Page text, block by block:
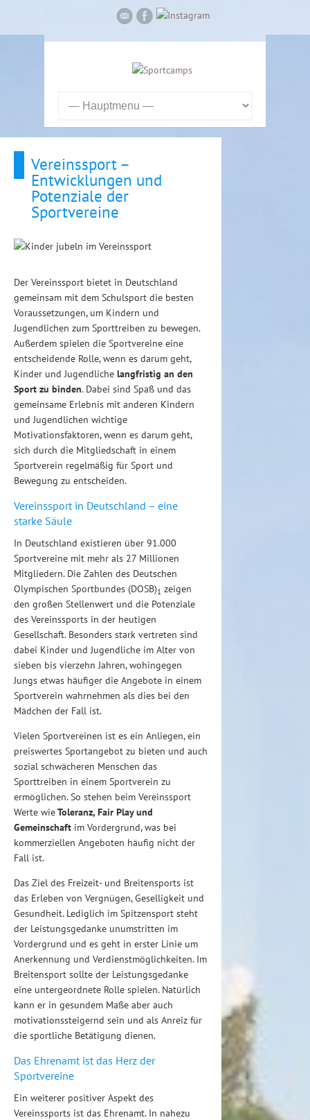
Vereinssport –
Entwicklungen und
Potenziale der
Sportvereine
Der Vereinssport bietet in Deutschland
gemeinsam mit dem Schulsport die besten
Voraussetzungen, um Kindern und
Jugendlichen zum Sporttreiben zu bewegen.
Außerdem spielen die Sportvereine eine
entscheidende Rolle, wenn es darum geht,
Kinder und Jugendliche langfristig an den
Sport zu binden. Dabei sind Spaß und das
gemeinsame Erlebnis mit anderen Kindern
und Jugendlichen wichtige
Motivationsfaktoren, wenn es darum geht,
sich durch die Mitgliedschaft in einem
Sportverein regelmäßig für Sport und
Bewegung zu entscheiden.
Vereinssport in Deutschland – eine
starke Säule
In Deutschland existieren über 91.000
Sportvereine mit mehr als 27 Millionen
Mitgliedern. Die Zahlen des Deutschen
Olympischen Sportbundes (DOSB)1 zeigen
den großen Stellenwert und die Potenziale
des Vereinssports in der heutigen
Gesellschaft. Besonders stark vertreten sind
dabei Kinder und Jugendliche im Alter von
sieben bis vierzehn Jahren, wohingegen
Jungs etwas häufiger die Angebote in einem
Sportverein wahrnehmen als dies bei den
Mädchen der Fall ist.
Vielen Sportvereinen ist es ein Anliegen, ein
preiswertes Sportangebot zu bieten und auch
sozial schwächeren Menschen das
Sporttreiben in einem Sportverein zu
ermöglichen. So stehen beim Vereinssport
Werte wieToleranz, Fair Play und
Gemeinschaft im Vordergrund, was bei
kommerziellen Angeboten häufig nicht der
Fall ist.
Das Ziel des Freizeit- und Breitensports ist
das Erleben von Vergnügen, Geselligkeit und
Gesundheit. Lediglich im Spitzensport steht
der Leistungsgedanke unumstritten im
Vordergrund und es geht in erster Linie um
Anerkennung und Verdienstmöglichkeiten. Im
Breitensport sollte der Leistungsgedanke
eine untergeordnete Rolle spielen. Natürlich
kann er in gesundem Maße aber auch
motivationssteigernd sein und als Anreiz für
die sportliche Betätigung dienen.
Das Ehrenamt ist das Herz der
Sportvereine
Ein weiterer positiver Aspekt des
Vereinssports ist das Ehrenamt. In nahezu